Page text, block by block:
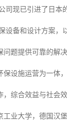
司现已引进了日
设备和设计方案
题提供可靠的解
设施运营为一体
综合效益与社会
业大学，德国